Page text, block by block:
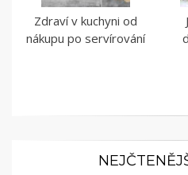
Zdraví v kuchyni od
nákupu po servírování